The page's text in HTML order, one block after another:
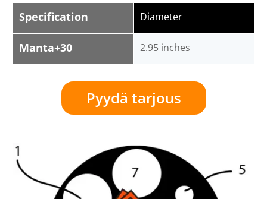
Specification
Manta+30
Diameter
2.95 inches
Pyydä tarjous